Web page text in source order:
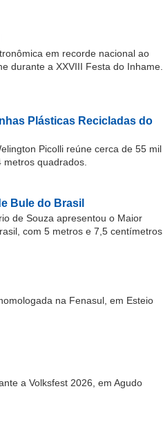
em recorde nacional ao
durante a XXVIII Festa do Inhame.
Plásticas Recicladas do
Picolli reúne cerca de 55 mil
metros quadrados.
Bule do Brasil
de Souza apresentou o Maior
com 5 metros e 7,5 centímetros
na Fenasul, em Esteio
a Volksfest 2026, em Agudo